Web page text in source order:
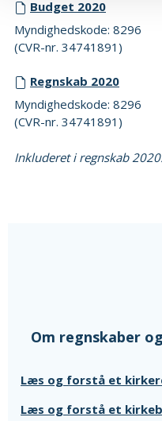
Budget 2020
Myndighedskode: 8296
(CVR-nr. 34741891)
Regnskab 2020
Myndighedskode: 8296
(CVR-nr. 34741891)
Inkluderet i regnskab 2020.
Om regnskaber
Læs og forstå et
Læs og forstå et